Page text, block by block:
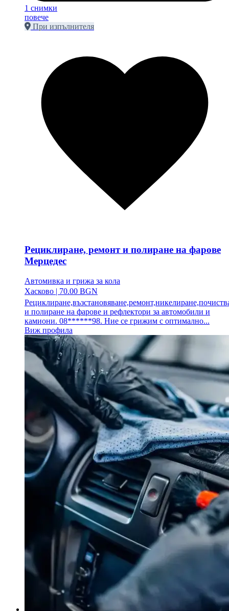
1 снимки
повече
При изпълнителя
Рециклиране, ремонт и полиране на фарове
Мерцедес
Автомивка и грижа за кола
Хасково | 70.00 BGN
и полиране на фарове и рефлектори за автомобили и
камиони. 08******98. Ние се грижим с оптимално...
Виж профила